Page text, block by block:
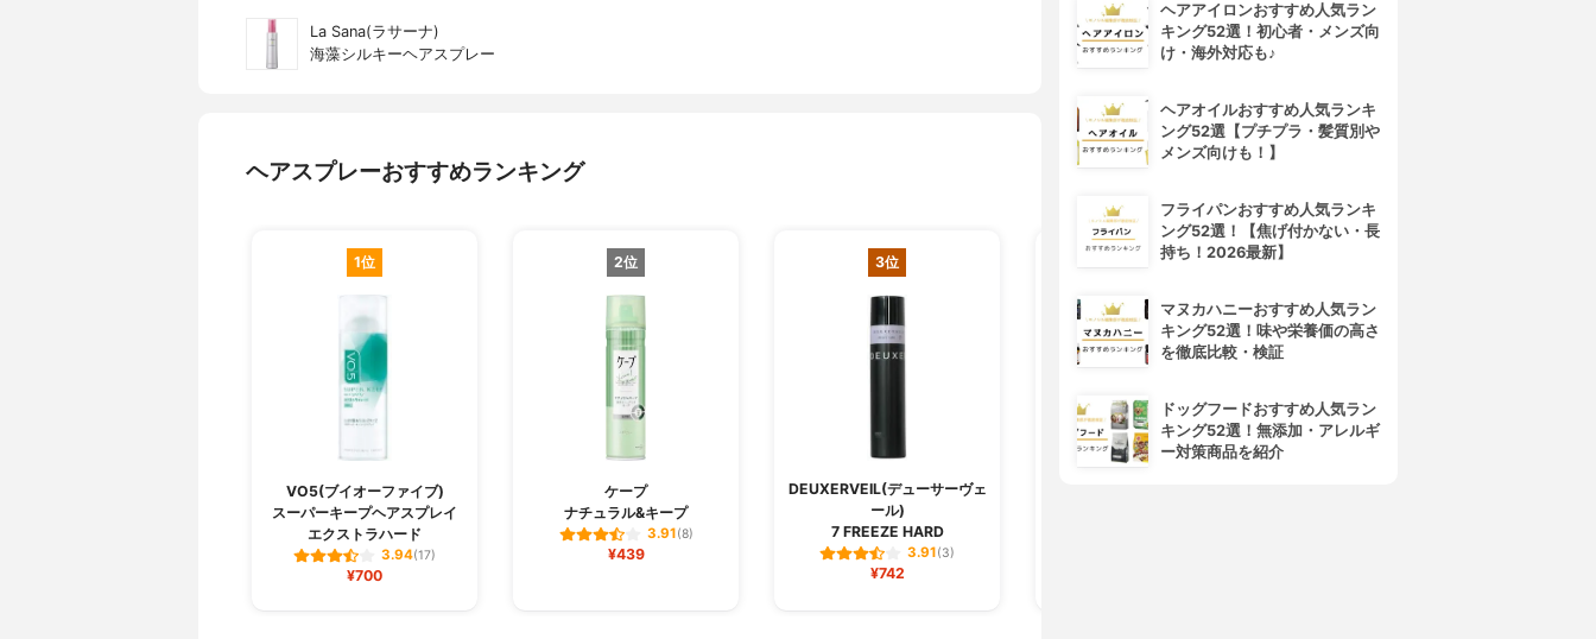
La Sana(ラサーナ)
海藻シルキーヘアスプレー
ヘアスプレーおすすめランキング
1位
VO5(ブイオーファイブ)
スーパーキープヘアスプレイ
エクストラハード
3.94(17)
¥700
2位
ケープ
ナチュラル&キープ
3.91(8)
¥439
3位
DEUXERVEIL(デューサーヴェ
ール)
7 FREEZE HARD
3.91(3)
¥742
ヘアアイロンおすすめ人気ラン
キング52選！初心者・メンズ向
け・海外対応も♪
ヘアオイルおすすめ人気ランキ
ング52選【プチプラ・髪質別や
メンズ向けも！】
フライパンおすすめ人気ランキ
ング52選！【焦げ付かない・長
持ち！2026最新】
マヌカハニーおすすめ人気ラン
キング52選！味や栄養価の高さ
を徹底比較・検証
ドッグフードおすすめ人気ラン
キング52選！無添加・アレルギ
ー対策商品を紹介